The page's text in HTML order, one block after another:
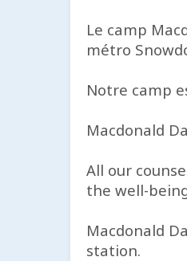
Le camp
métro
Notre camp
Macdonald
All our
the well-
Macdonald
station.